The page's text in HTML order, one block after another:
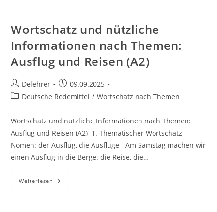
Urlaub
(A2)
Wortschatz und nützliche
Informationen nach Themen:
Ausflug und Reisen (A2)
Beitrags-
Autor:
Delehrer
Beitrag
veröffentlicht:
09.09.2025
Beitrags-
Deutsche Redemittel / Wortschatz nach Themen
Wortschatz und nützliche Informationen nach Themen:
Ausflug und Reisen (A2) 1. Thematischer Wortschatz
Nomen: der Ausflug, die Ausflüge - Am Samstag machen wir
einen Ausflug in die Berge. die Reise, die…
Weiterlesen Wortschatz
Und